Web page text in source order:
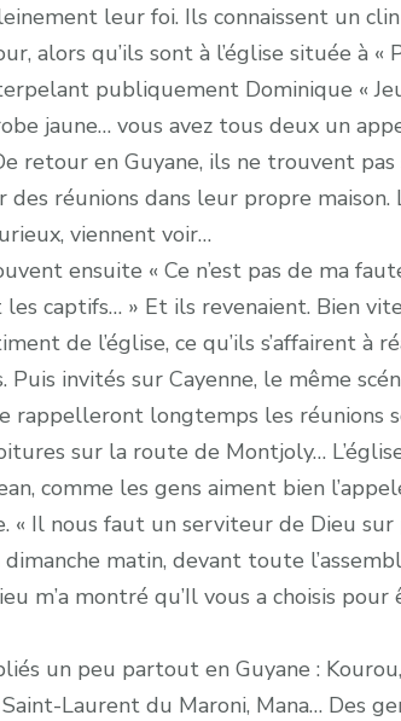
leur foi. Ils connaissent un
alors qu’ils sont à l’église située à «
publiquement Dominique «
jaune… vous avez tous deux un
retour en Guyane, ils ne trouvent
réunions dans leur propre
viennent voir…
ensuite « Ce n’est pas de ma
captifs… » Et ils revenaient. Bien
de l’église, ce qu’ils s’affairent à
invités sur Cayenne, le même
rappelleront longtemps les réunions
sur la route de Montjoly…
comme les gens aiment bien
« Il nous faut un serviteur de Dieu sur
matin, devant toute
m’a montré qu’Il vous a choisis
un peu partout en Guyane :
Laurent du Maroni, Mana… Des